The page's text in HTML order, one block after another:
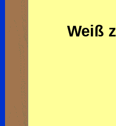
Weiß